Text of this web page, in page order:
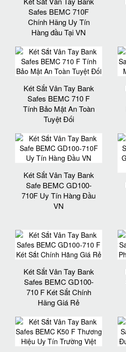
Safes BEMC 710F
Chính Hãng Uy Tín
Hàng đầu Tại VN
Két Sắt Vân Tay Bank
Safes BEMC 710 F
Tính Bảo Mật An Toàn
Tuyệt Đối
Két Sắt Vân Tay Bank
Safe BEMC GD100-
710F Uy Tín Hàng Đầu
VN
Két Sắt Vân Tay Bank
Safes BEMC GD100-
710 F Két Sắt Chính
Hãng Giá Rẻ